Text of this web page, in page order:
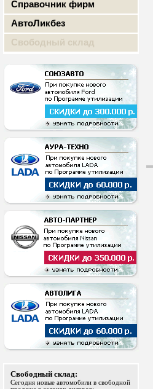
Справочник фирм
АвтоЛикбез
Свободный склад
Свободный склад:
Сегодня новые автомобили в свободной